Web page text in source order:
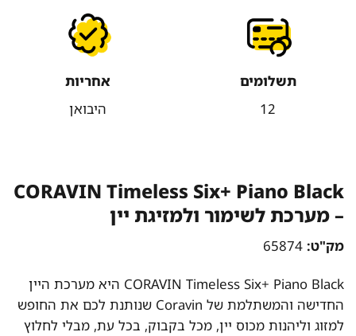
תשלומים
12
אחריות
היבואן
CORAVIN Timeless Six+ Piano Black
– מערכת לשימור ולמזיגת יין
מק"ט:65874
CORAVIN Timeless Six+ Piano Black היא מערכת היין
החדישה והמשתלמת של Coravin שנותנת לכם את החופש
למזוג וליהנות מכוס יין, מכל בקבוק, בכל עת, מבלי לחלוץ